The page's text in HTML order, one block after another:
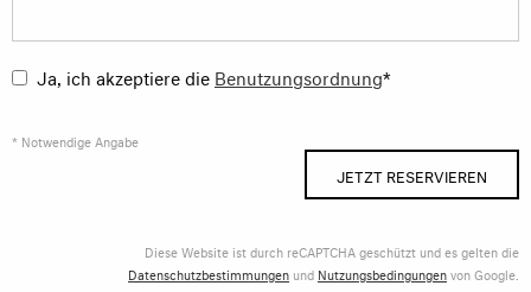
Ja, ich akzeptiere die Benutzungsordnung*
* Notwendige Angabe
JETZT RESERVIEREN
Diese Website ist durch reCAPTCHA geschützt und es gelten die
Datenschutzbestimmungen und Nutzungsbedingungenvon Google.